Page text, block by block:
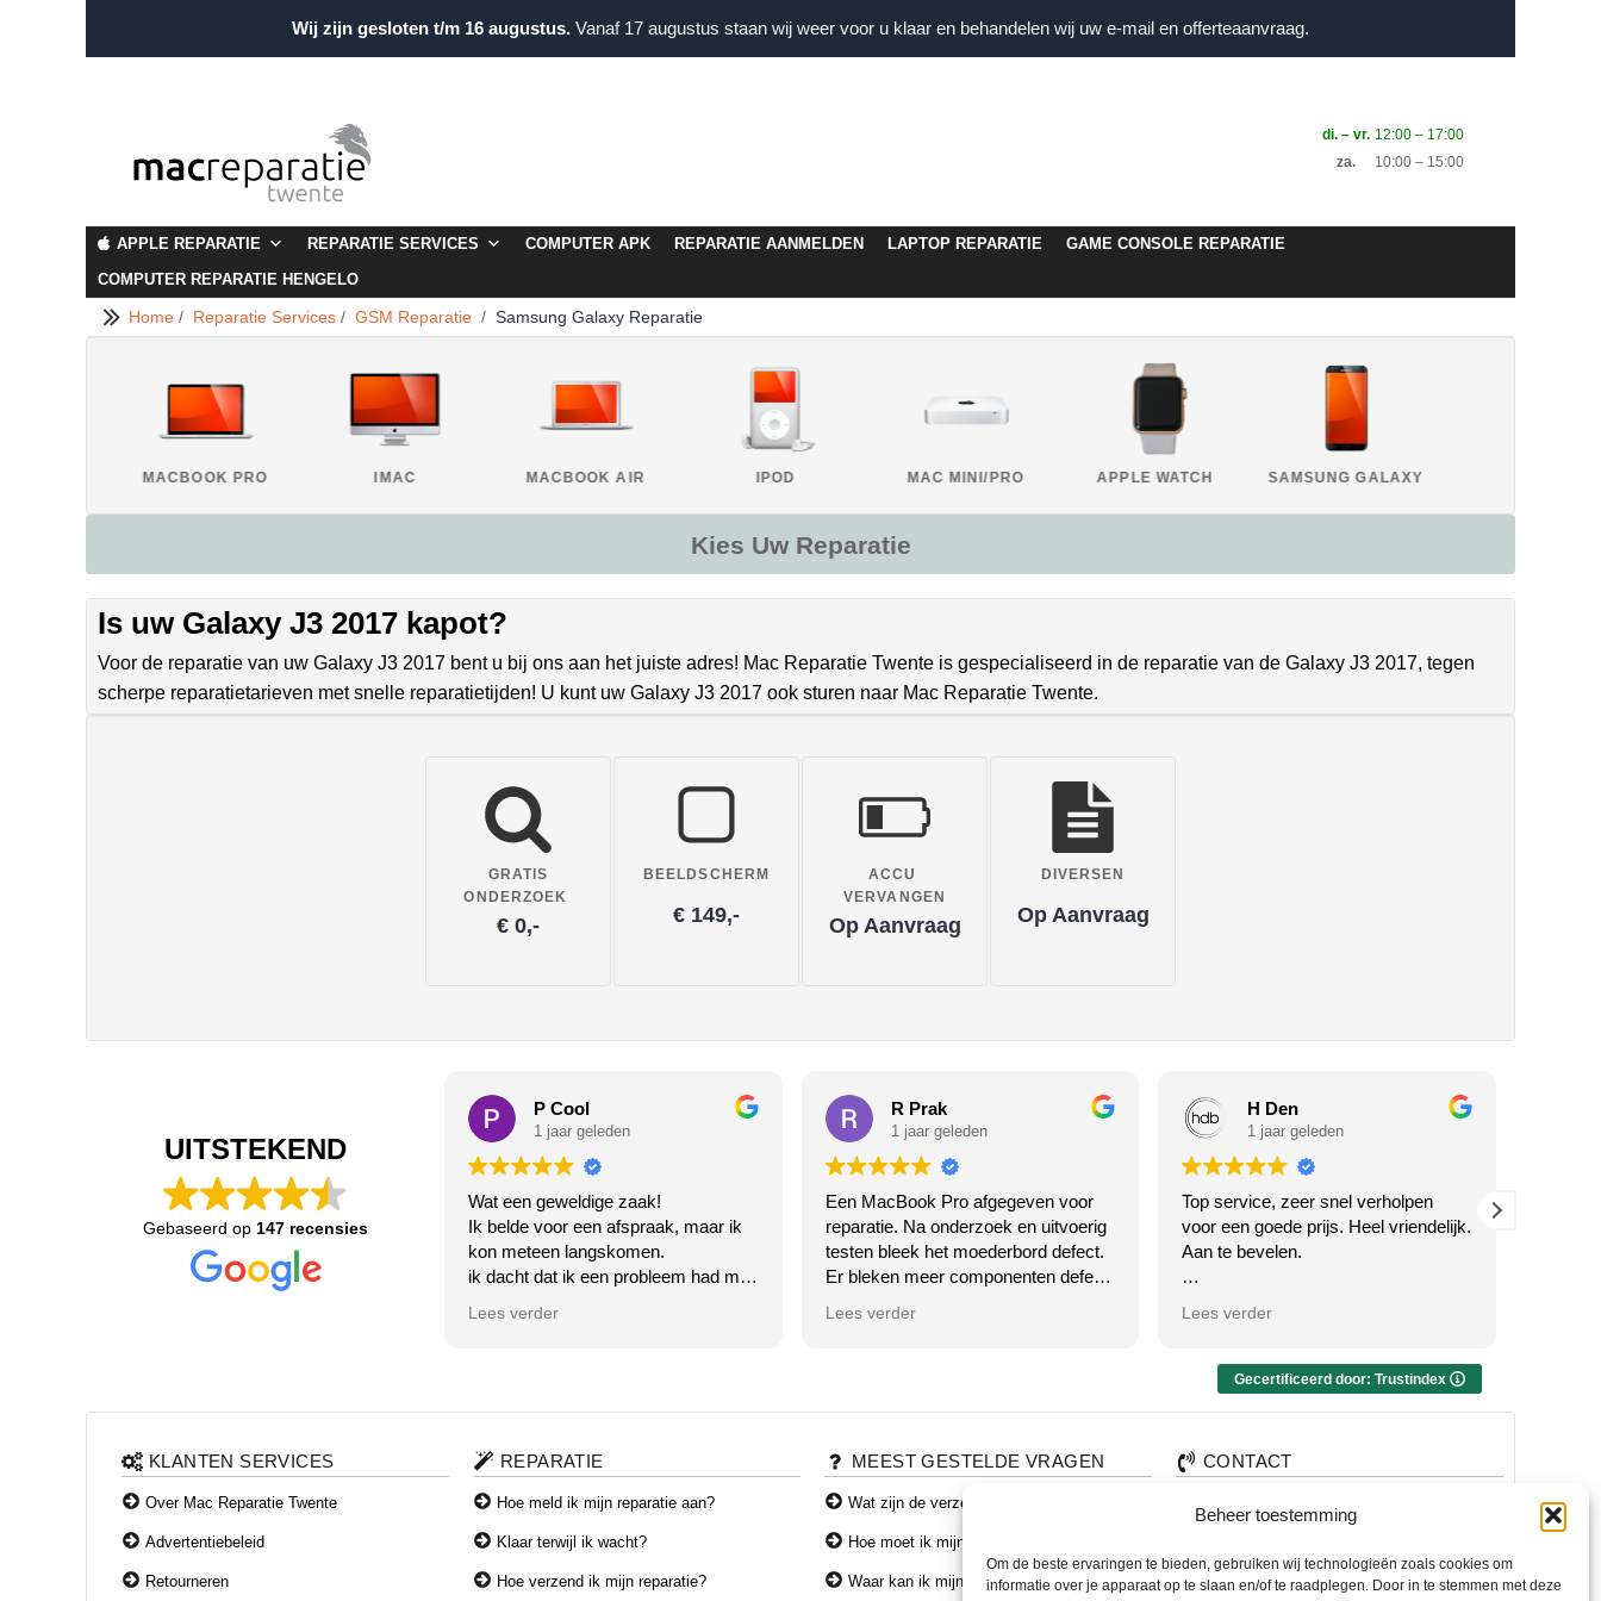
Beheer toestemming
Om de beste ervaringen te bieden, gebruiken wij technologieën zoals cookies om
informatie over je apparaat op te slaan en/of te raadplegen. Door in te stemmen met deze
Wij zijn gesloten t/m 16 augustus. Vanaf 17 augustus staan wij weer voor u klaar en behandelen wij uw e-mail en offerteaanvraag.
di. – vr. 12:00 – 17:00
za.
10:00 – 15:00
APPLE REPARATIE REPARATIE SERVICES COMPUTER APK REPARATIE AANMELDEN LAPTOP REPARATIE
GAME CONSOLE REPARATIE
COMPUTER REPARATIE HENGELO
Home / Reparatie Services / GSM Reparatie / Samsung Galaxy Reparatie
MACBOOK PRO IMAC MACBOOK AIR IPOD MAC MINI/PRO APPLE WATCH SAMSUNG GALAXY
Kies Uw Reparatie
Is uw Galaxy J3 2017 kapot?
Voor de reparatie van uw Galaxy J3 2017 bent u bij ons aan het juiste adres! Mac Reparatie Twente is gespecialiseerd in de reparatie van de Galaxy J3 2017, tegen
scherpe reparatietarieven met snelle reparatietijden! U kunt uw Galaxy J3 2017 ook sturen naar Mac Reparatie Twente.
GRATIS
ONDERZOEK
€ 0,-
BEELDSCHERM
€ 149,-
ACCU
VERVANGEN
Op Aanvraag
DIVERSEN
Op Aanvraag
UITSTEKEND
Gebaseerd op 147 recensies
P Cool
1 jaar geleden
Wat een geweldige zaak!
Ik belde voor een afspraak, maar ik
kon meteen langskomen.
ik dacht dat ik een probleem had met
erachter dat ik bepaalde updates niet
had gedaan dat heeft hij voor me
gefikst en ja hoor alles werkt weer
en weetje wat ik voor dit alles moest
betalen?.....
Lees verder
R Prak
1 jaar geleden
Een MacBook Pro afgegeven voor
reparatie. Na onderzoek en uitvoerig
testen bleek het moederbord defect.
Er bleken meer componenten defect
de tijd voor hun klanten. Top bedrijf!
Antwoord van eigenaar
woorden en vertrouwen! We doen
altijd ons best om eerlijk advies te
Lees verder
H Den
1 jaar geleden
Top service, zeer snel verholpen
voor een goede prijs. Heel vriendelijk.
Aan te bevelen.
bent met de service én de prijs. Altijd
Lees verder
snel,
bent
Gecertificeerd door: Trustindex
KLANTEN SERVICES
Over Mac Reparatie Twente
Advertentiebeleid
Retourneren
REPARATIE
Hoe meld ik mijn reparatie aan?
Klaar terwijl ik wacht?
Hoe verzend ik mijn reparatie?
MEEST GESTELDE VRAGEN
Wat zijn de verzendkosten?
Hoe moet ik mijn toestel verzenden?
Waar kan ik mijn producten afhalen?
CONTACT
Wemenstraat 26